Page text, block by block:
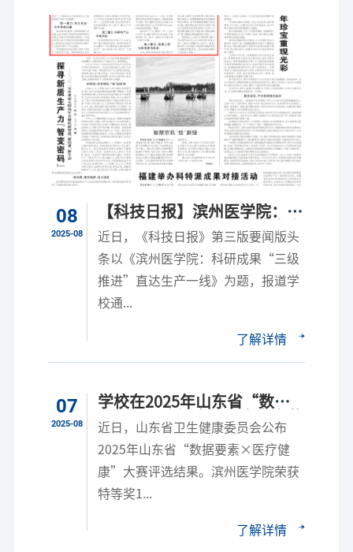
08
2025-08
【科技日报】滨州医学院：科
研成果“三级推进”直达生产
一线
近日，《科技日报》第三版要闻版头
条以《滨州医学院：科研成果“三级
推进”直达生产一线》为题，报道学
校通...
了解详情
07
2025-08
学校在2025年山东省“数据
要素×医疗健康”大赛中喜获
佳绩
近日，山东省卫生健康委员会公布
2025年山东省“数据要素×医疗健
康”大赛评选结果。滨州医学院荣获
特等奖1...
了解详情